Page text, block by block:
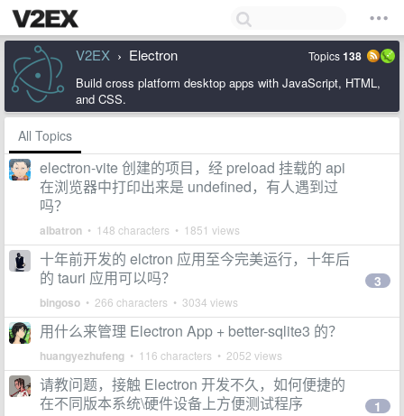
V2EX › Electron Topics138
Build cross platform desktop apps with JavaScript, HTML,
and CSS.
All Topics
electron-vite 创建的项目，经 preload 挂载的 api
在浏览器中打印出来是 undefined，有人遇到过
吗？
albatron • 148 characters • 1851 views
十年前开发的 elctron 应用至今完美运行，十年后
的 tauri 应用可以吗？
bingoso • 266 characters • 3034 views
3
用什么来管理 Electron App + better-sqlite3 的？
huangyezhufeng • 116 characters • 2052 views
请教问题，接触 Electron 开发不久，如何便捷的
在不同版本系统\硬件设备上方便测试程序
1